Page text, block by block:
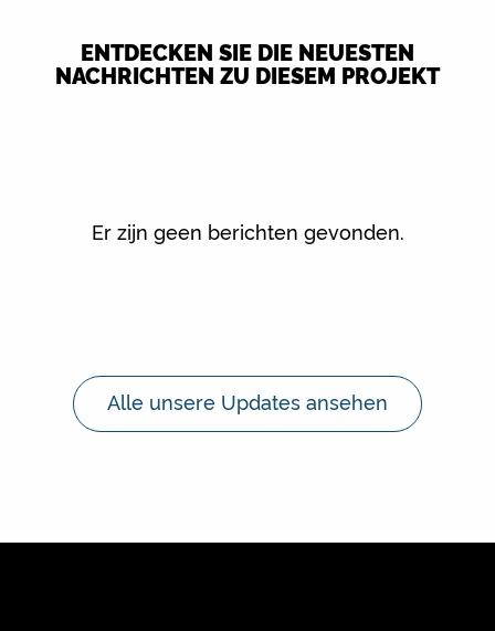
ENTDECKEN SIE DIE NEUESTEN
NACHRICHTEN ZU DIESEM PROJEKT
Er zijn geen berichten gevonden.
Alle unsere Updates ansehen